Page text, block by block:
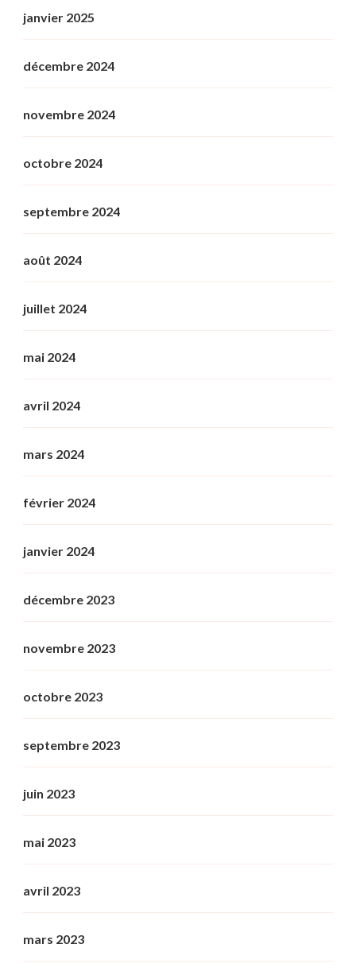
janvier 2025
décembre 2024
novembre 2024
octobre 2024
septembre 2024
août 2024
juillet 2024
mai 2024
avril 2024
mars 2024
février 2024
janvier 2024
décembre 2023
novembre 2023
octobre 2023
septembre 2023
juin 2023
mai 2023
avril 2023
mars 2023